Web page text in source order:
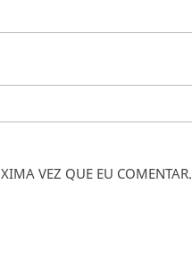
VEZ QUE EU COMENTAR.